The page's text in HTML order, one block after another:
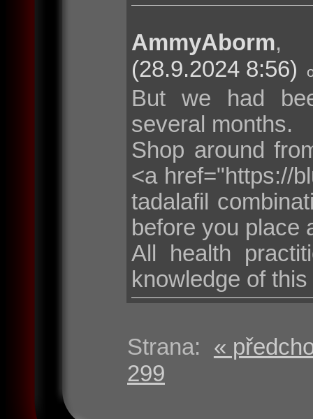
AmmyAborm
(28.9.2024 8:56)
But we had
several months.
Shop around
<a href="https://
tadalafil
before you place
All health
knowledge of
Strana: «
299